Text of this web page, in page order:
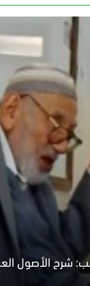
شرح الأصول